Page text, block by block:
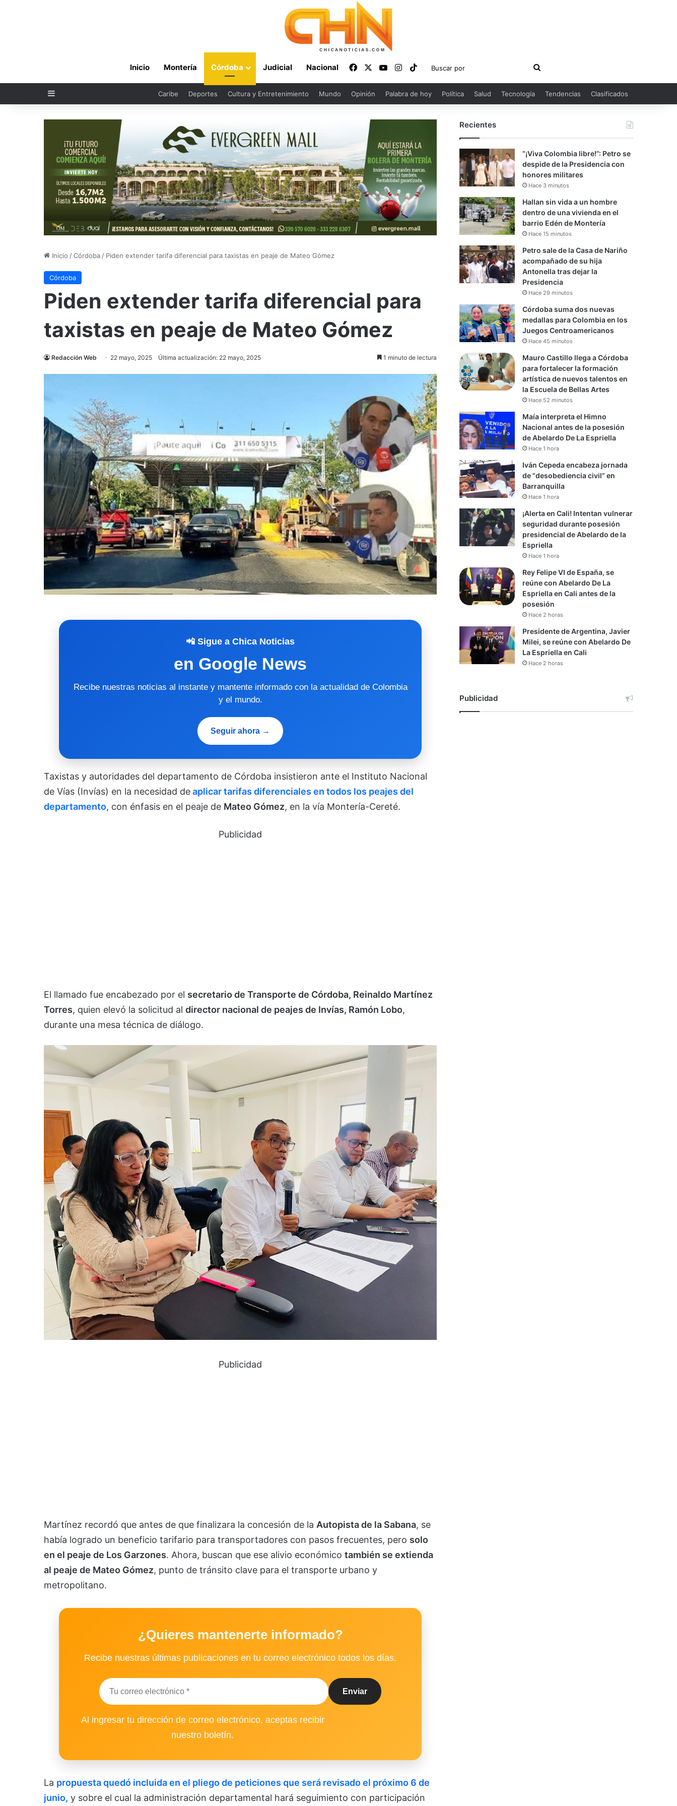
Inicio Montería Córdoba Judicial Nacional FacebookYouTubeInstagram
TikTok
Buscar
por
Sidebar Caribe Deportes Cultura y Entretenimiento Mundo Opinión Palabra de hoy Política Salud Tecnología Tendencias Clasificados
Inicio /Córdoba / Piden extender tarifa diferencial para taxistas en peaje de Mateo Gómez
Córdoba
Piden extender tarifa diferencial para
taxistas en peaje de Mateo Gómez
Redacción Web 22 mayo, 2025 Última actualización: 22 mayo, 2025 1 minuto de lectura
📲 Sigue a Chica Noticias
en Google News
Recibe nuestras noticias al instante y mantente informado con la actualidad de Colombia
y el mundo.
Seguir ahora →
Taxistas y autoridades del departamento de Córdoba insistieron ante el Instituto Nacional
de Vías (Invías) en la necesidad deaplicar tarifas diferenciales en todos los peajes del
departamento, con énfasis en el peaje de Mateo Gómez, en la vía Montería-Cereté.
Publicidad
El llamado fue encabezado por el secretario de Transporte de Córdoba, Reinaldo Martínez
Torres, quien elevó la solicitud al director nacional de peajes de Invías, Ramón Lobo,
durante una mesa técnica de diálogo.
Publicidad
Martínez recordó que antes de que finalizara la concesión de la Autopista de la Sabana, se
había logrado un beneficio tarifario para transportadores con pasos frecuentes, pero solo
en el peaje de Los Garzones. Ahora, buscan que ese alivio económico también se extienda
al peaje de Mateo Gómez, punto de tránsito clave para el transporte urbano y
metropolitano.
¿Quieres mantenerte informado?
Recibe nuestras últimas publicaciones en tu correo electrónico todos los días.
Al ingresar tu dirección de correo electrónico, aceptas recibir
nuestro boletín.
La propuesta quedó incluida en el pliego de peticiones que será revisado el próximo 6 de
junio, y sobre el cual la administración departamental hará seguimiento con participación
Recientes
“¡Viva Colombia libre!”: Petro se
despide de la Presidencia con
honores militares
Hace 3 minutos
Hallan sin vida a un hombre
dentro de una vivienda en el
barrio Edén de Montería
Hace 15 minutos
Petro sale de la Casa de Nariño
acompañado de su hija
Antonella tras dejar la
Presidencia
Hace 29 minutos
Córdoba suma dos nuevas
medallas para Colombia en los
Juegos Centroamericanos
Hace 45 minutos
Mauro Castillo llega a Córdoba
para fortalecer la formación
artística de nuevos talentos en
la Escuela de Bellas Artes
Hace 52 minutos
Maía interpreta el Himno
Nacional antes de la posesión
de Abelardo De La Espriella
Hace 1 hora
Iván Cepeda encabeza jornada
de “desobediencia civil” en
Barranquilla
Hace 1 hora
¡Alerta en Cali! Intentan vulnerar
seguridad durante posesión
presidencial de Abelardo de la
Espriella
Hace 1 hora
Rey Felipe VI de España, se
reúne con Abelardo De La
Espriella en Cali antes de la
posesión
Hace 2 horas
Presidente de Argentina, Javier
Milei, se reúne con Abelardo De
La Espriella en Cali
Hace 2 horas
Publicidad